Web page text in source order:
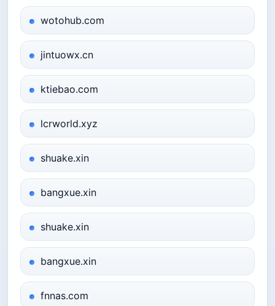
wotohub.com
jintuowx.cn
ktiebao.com
lcrworld.xyz
shuake.xin
bangxue.xin
shuake.xin
bangxue.xin
fnnas.com